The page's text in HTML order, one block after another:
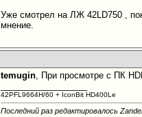
Уже смотрел на ЛЖ 42LD750 ,
мнение.
temugin, При просмотре с ПК
42PFL9664H/60 + IconBit HD400Le
Последний раз редактировалось